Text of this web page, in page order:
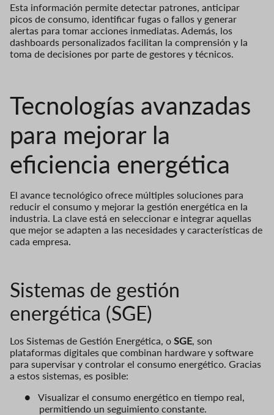
Esta información permite detectar patrones, anticipar
picos de consumo, identificar fugas o fallos y generar
alertas para tomar acciones inmediatas. Además, los
dashboards personalizados facilitan la comprensión y la
toma de decisiones por parte de gestores y técnicos.
Tecnologías avanzadas
para mejorar la
eficiencia energética
El avance tecnológico ofrece múltiples soluciones para
reducir el consumo y mejorar la gestión energética en la
industria. La clave está en seleccionar e integrar aquellas
que mejor se adapten a las necesidades y características de
cada empresa.
Sistemas de gestión
energética (SGE)
Los Sistemas de Gestión Energética, o SGE, son
plataformas digitales que combinan hardware y software
para supervisar y controlar el consumo energético. Gracias
a estos sistemas, es posible:
●
Visualizar el consumo energético en tiempo real,
permitiendo un seguimiento constante.